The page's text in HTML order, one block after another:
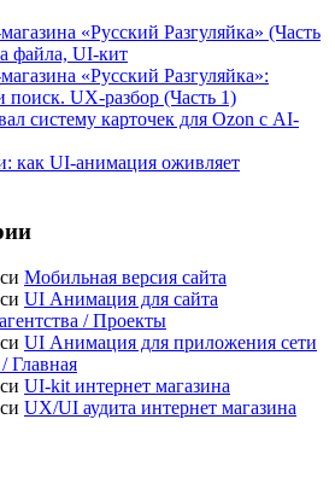
«Русский Разгуляйка» (Часть
файла, UI-кит
«Русский Разгуляйка»:
поиск. UX-разбор (Часть 1)
систему карточек для Ozon с AI-
как UI-анимация оживляет
Мобильная версия сайта
UI Анимация для сайта
/ Проекты
UI Анимация для приложения сети
Главная
UI-kit интернет магазина
UX/UI аудита интернет магазина